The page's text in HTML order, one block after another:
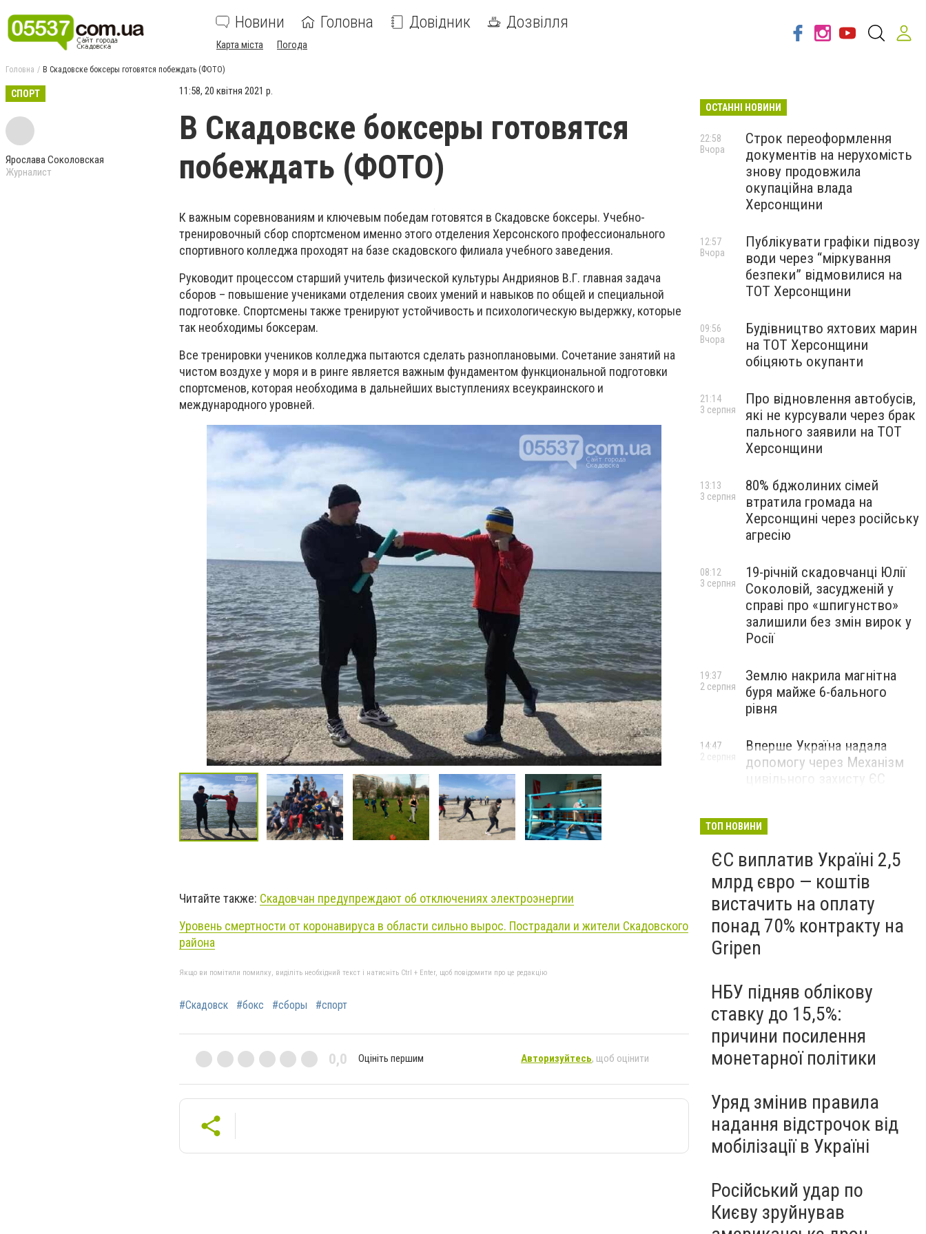
Новини Головна Довідник Дозвілля
Карта міста Погода
Головна В Скадовске боксеры готовятся побеждать (ФОТО)
СПОРТ
Ярослава Соколовская
Журналист
11:58, 20 квітня 2021 р.
В Скадовске боксеры готовятся
побеждать (ФОТО)
К важным соревнованиям и ключевым победам готовятся в Скадовске боксеры. Учебно-
тренировочный сбор спортсменом именно этого отделения Херсонского профессионального
спортивного колледжа проходят на базе скадовского филиала учебного заведения.
Руководит процессом старший учитель физической культуры Андриянов В.Г. главная задача
сборов – повышение учениками отделения своих умений и навыков по общей и специальной
подготовке. Спортсмены также тренируют устойчивость и психологическую выдержку, которые
так необходимы боксерам.
Все тренировки учеников колледжа пытаются сделать разноплановыми. Сочетание занятий на
чистом воздухе у моря и в ринге является важным фундаментом функциональной подготовки
спортсменов, которая необходима в дальнейших выступлениях всеукраинского и
международного уровней.
Читайте также: Скадовчан предупреждают об отключениях электроэнергии
Уровень смертности от коронавируса в области сильно вырос. Пострадали и жители Скадовского
района
Якщо ви помітили помилку, виділіть необхідний текст і натисніть Ctrl + Enter, щоб повідомити про це редакцію
#Скадовск #бокс #сборы #спорт
0,0 Оцініть першим Авторизуйтесь, щоб оцінити
ОСТАННІ НОВИНИ
Строк переоформлення
документів на нерухомість
знову продовжила
окупаційна влада
Херсонщини
22:58
Вчора
Публікувати графіки підвозу
води через “міркування
безпеки” відмовилися на
ТОТ Херсонщини
12:57
Вчора
Будівництво яхтових марин
на ТОТ Херсонщини
обіцяють окупанти
09:56
Вчора
Про відновлення автобусів,
які не курсували через брак
пального заявили на ТОТ
Херсонщини
21:14
3 серпня
80% бджолиних сімей
втратила громада на
Херсонщині через російську
агресію
13:13
3 серпня
19-річній скадовчанці Юлії
Соколовій, засудженій у
справі про «шпигунство»
залишили без змін вирок у
Росії
08:12
3 серпня
Землю накрила магнітна
буря майже 6-бального
рівня
19:37
2 серпня
Вперше Україна надала
допомогу через Механізм
цивільного захисту ЄС
14:47
2 серпня
ТОП НОВИНИ
ЄС виплатив Україні 2,5
млрд євро — коштів
вистачить на оплату
понад 70% контракту на
Gripen
НБУ підняв облікову
ставку до 15,5%:
причини посилення
монетарної політики
Уряд змінив правила
надання відстрочок від
мобілізації в Україні
Російський удар по
Києву зруйнував